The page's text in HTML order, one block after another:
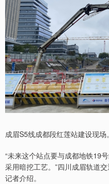
成眉S5线成都段红莲站建设现场。
“未来这个站点要与成都地铁19
采用暗挖工艺。”四川成眉轨道
记者介绍。